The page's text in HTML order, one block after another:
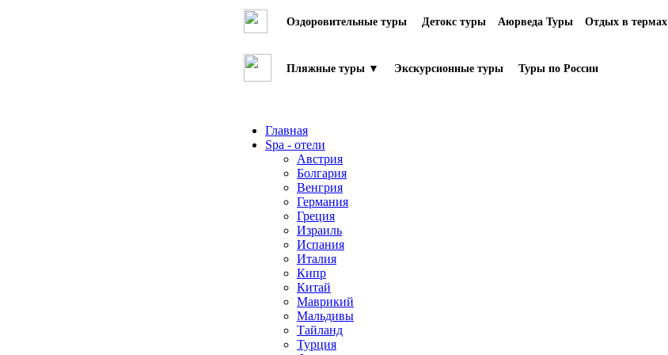
Оздоровительные туры Детокс туры Аюрведа Туры Отдых в термах
Пляжные туры ▼ Экскурсионные туры Туры по России
Главная
Spa - отели
Австрия
Болгария
Венгрия
Германия
Греция
Израиль
Испания
Италия
Кипр
Китай
Маврикий
Мальдивы
Тайланд
Турция